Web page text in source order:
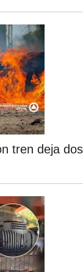
tren deja dos